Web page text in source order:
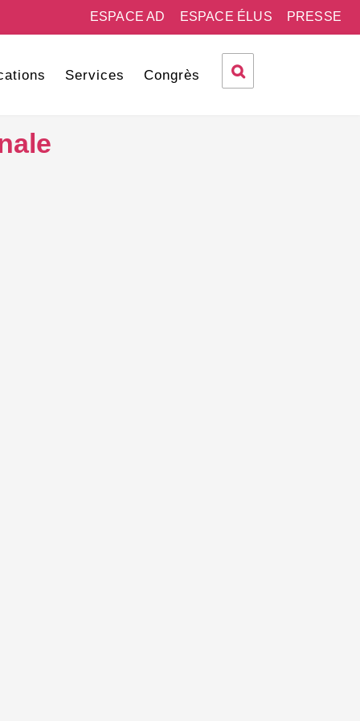
PRESSE
ESPACE ÉLUS
ESPACE AD
Services Congrès